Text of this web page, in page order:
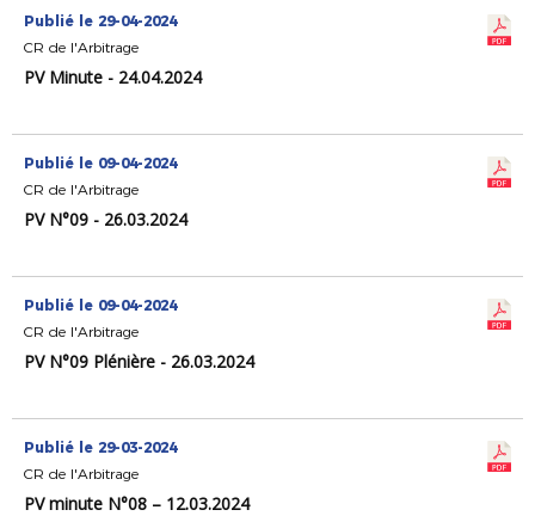
Publié le 29-04-2024
CR de l'Arbitrage
PV Minute - 24.04.2024
Publié le 09-04-2024
CR de l'Arbitrage
PV N°09 - 26.03.2024
Publié le 09-04-2024
CR de l'Arbitrage
PV N°09 Plénière - 26.03.2024
Publié le 29-03-2024
CR de l'Arbitrage
PV minute N°08 – 12.03.2024